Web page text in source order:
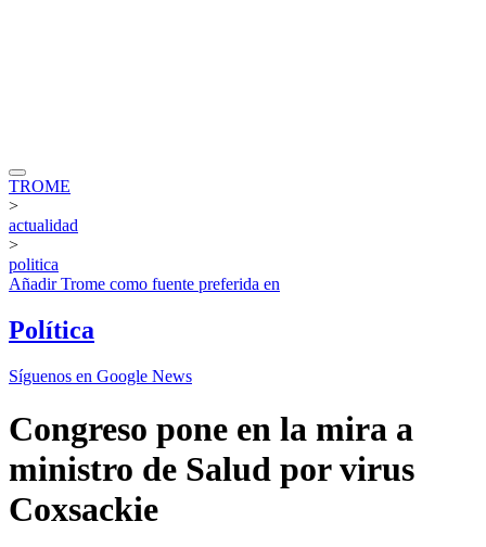
TROME
>
actualidad
>
politica
AñadirTrome como fuente preferida en
Política
Síguenos en Google News
Congreso pone en la mira a
ministro de Salud por virus
Coxsackie